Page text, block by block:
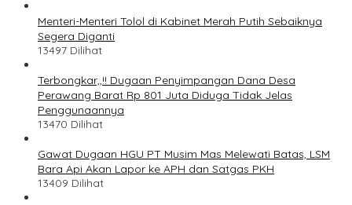
Menteri-Menteri Tolol di Kabinet Merah Putih Sebaiknya
Segera Diganti
13497 Dilihat
Terbongkar,,!! Dugaan Penyimpangan Dana Desa
Perawang Barat Rp 801 Juta Diduga Tidak Jelas
Penggunaannya
13470 Dilihat
Gawat Dugaan HGU PT Musim Mas Melewati Batas, LSM
Bara Api Akan Lapor ke APH dan Satgas PKH
13409 Dilihat